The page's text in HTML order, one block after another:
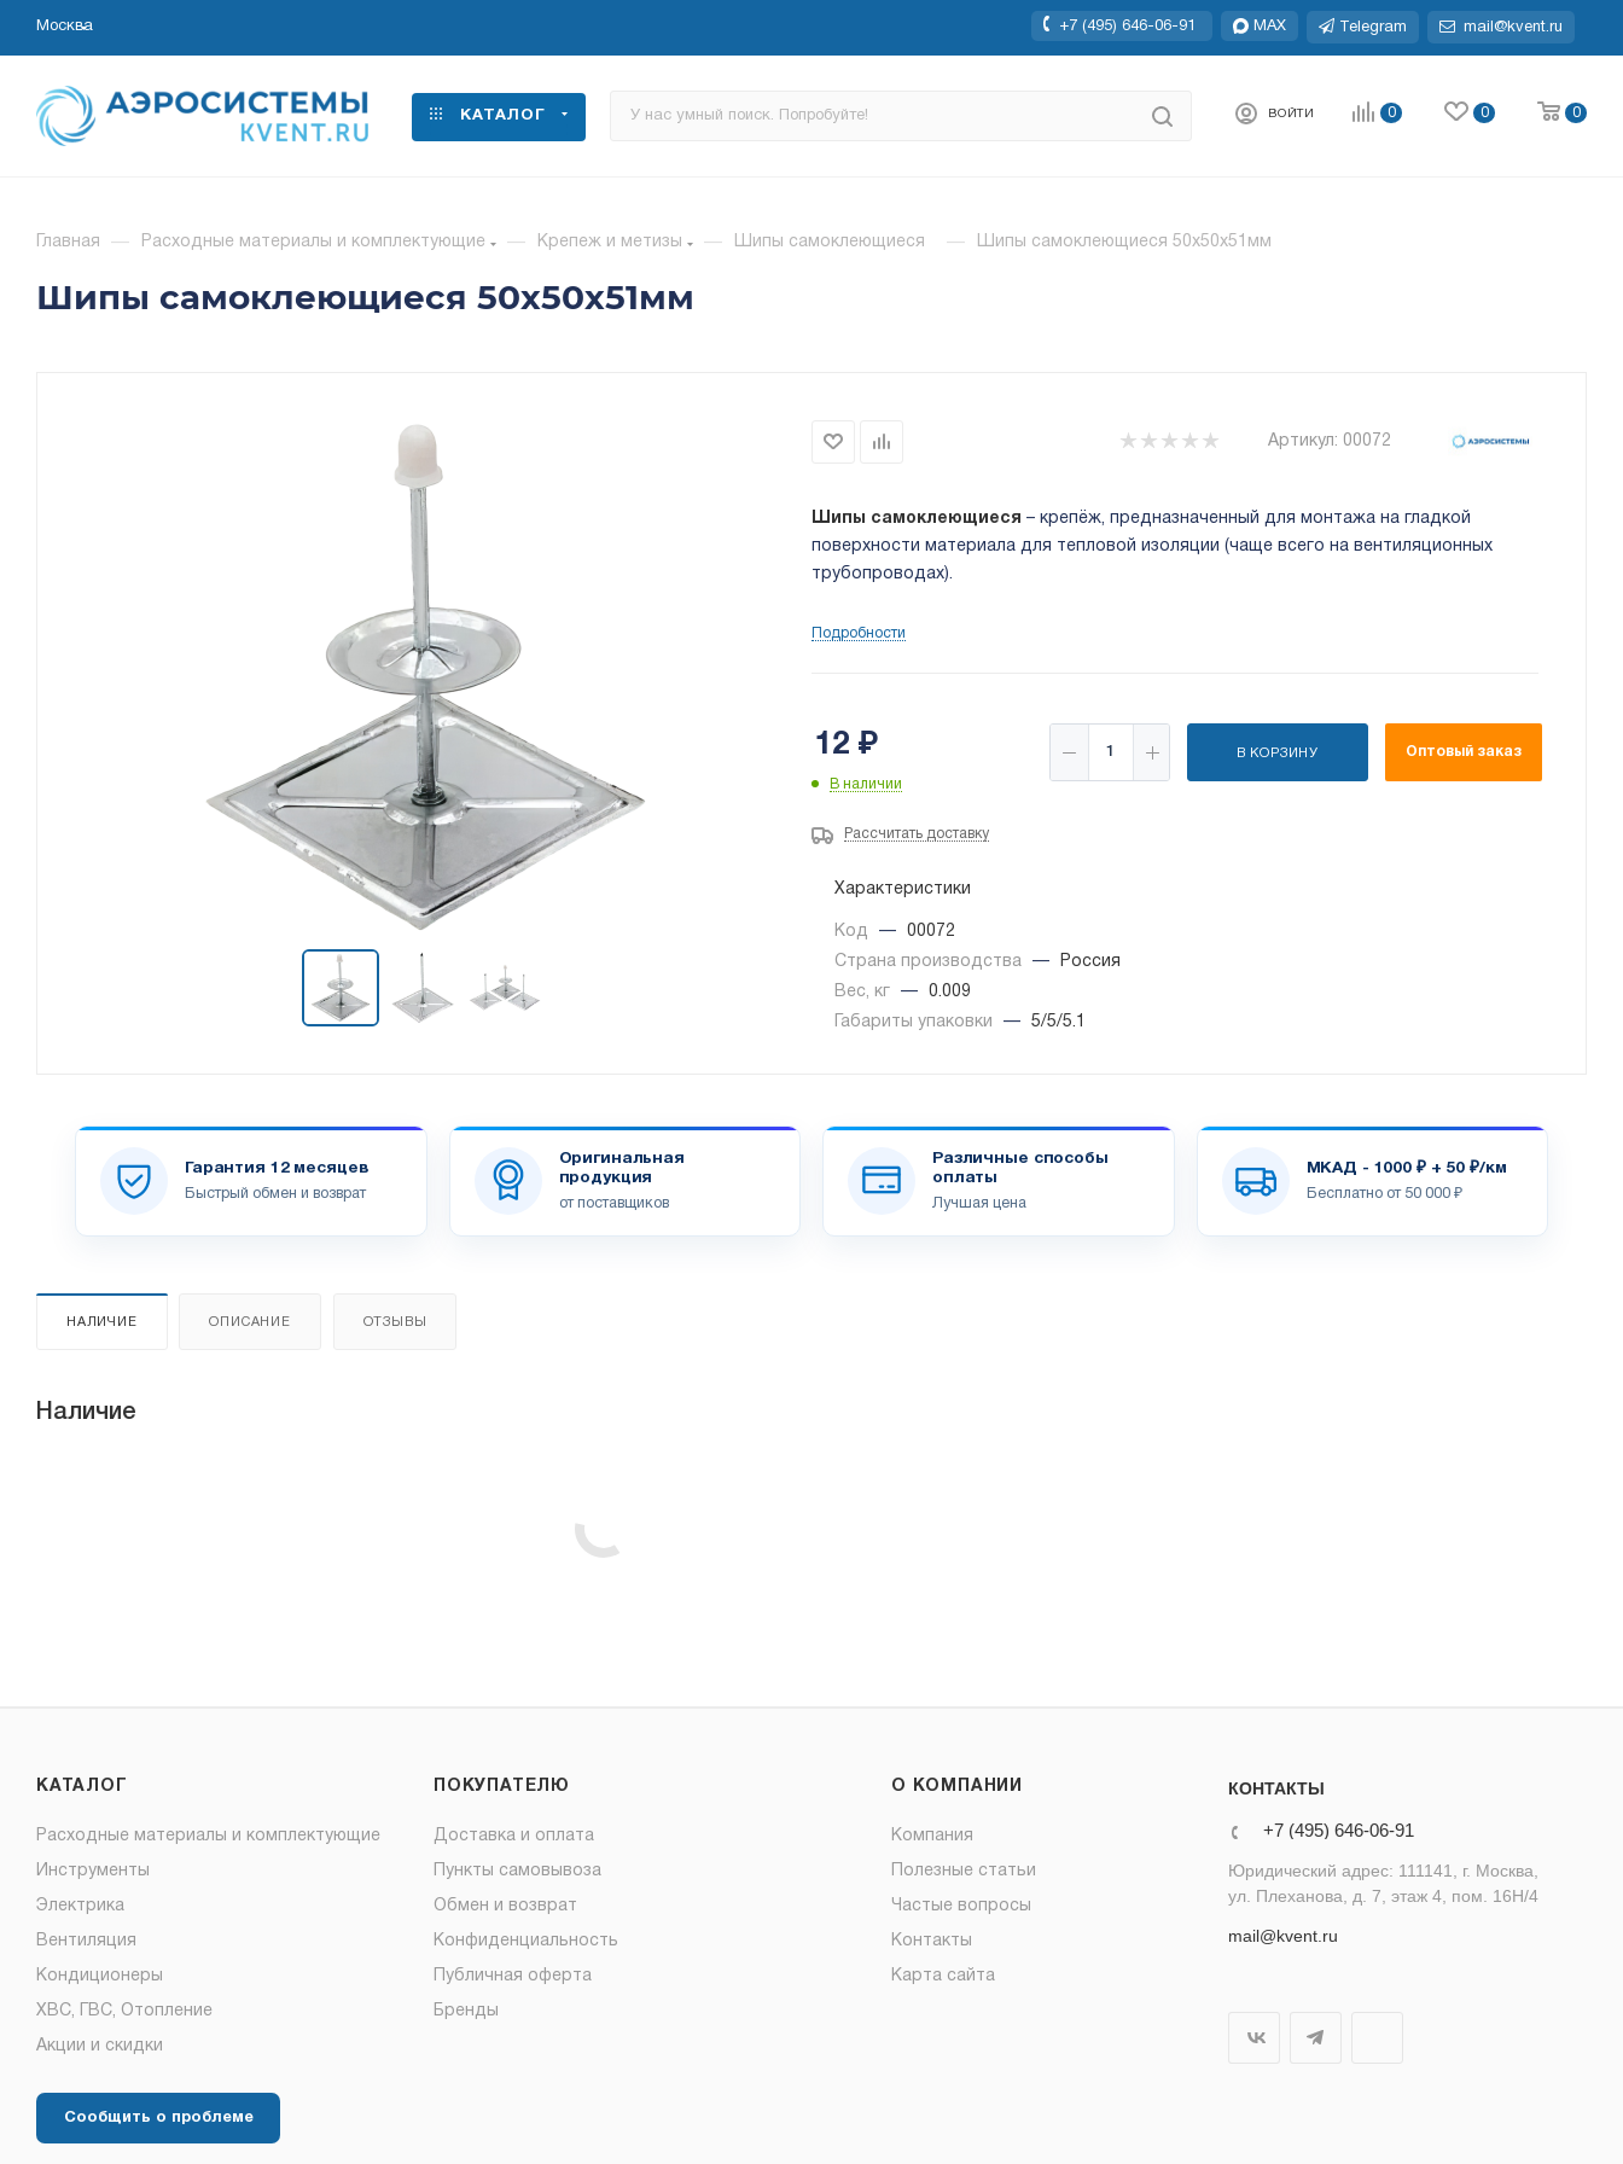
Москва +7 (495) 646-06-91 MAX Telegram mail@kvent.ru
КАТАЛОГ ВОЙТИ 0 0 0
Главная — Расходные материалы и комплектующие — Крепеж и метизы — Шипы самоклеющиеся — Шипы самоклеющиеся 50x50x51мм
Шипы самоклеющиеся 50x50x51мм
Артикул: 00072
Шипы самоклеющиеся – крепёж, предназначенный для монтажа на гладкой
поверхности материала для тепловой изоляции (чаще всего на вентиляционных
трубопроводах).
Подробности
12 ₽
В наличии
В КОРЗИНУ Оптовый заказ
Рассчитать доставку
Характеристики
Код —
00072
Страна производства
—
Россия
Вес, кг
—
0.009
Габариты упаковки
— 5/5/5.1
Гарантия 12 месяцев
Быстрый обмен и возврат
Оригинальная
продукция
от поставщиков
Различные способы
оплаты
Лучшая цена
МКАД - 1000 ₽ + 50 ₽/км
Бесплатно от 50 000 ₽
НАЛИЧИЕ ОПИСАНИЕ ОТЗЫВЫ
Наличие
КАТАЛОГ
Расходные материалы и комплектующие
Инструменты
Электрика
Вентиляция
Кондиционеры
ХВС, ГВС, Отопление
Акции и скидки
ПОКУПАТЕЛЮ
Доставка и оплата
Пункты самовывоза
Обмен и возврат
Конфиденциальность
Публичная оферта
Бренды
О КОМПАНИИ
Компания
Полезные статьи
Частые вопросы
Контакты
Карта сайта
КОНТАКТЫ
+7 (495) 646-06-91
Юридический адрес: 111141, г. Москва,
ул. Плеханова, д. 7, этаж 4, пом. 16Н/4
mail@kvent.ru
Сообщить о проблеме